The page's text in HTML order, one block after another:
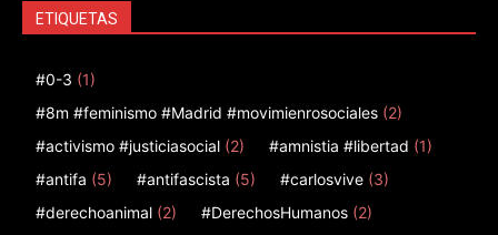
ETIQUETAS
#0-3 (1)
#8m #feminismo #Madrid #movimienrosociales (2)
#activismo #justiciasocial (2) #amnistia #libertad (1)
#antifa (5) #antifascista (5) #carlosvive (3)
#derechoanimal (2) #DerechosHumanos (2)